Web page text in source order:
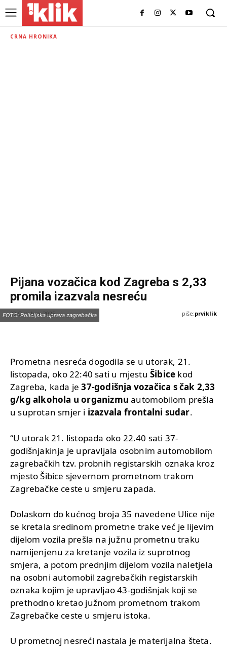
CRNA HRONIKA
Pijana vozačica kod Zagreba s 2,33
promila izazvala nesreću
23 Oktobra, 2025 piše:prviklik
FOTO: Policijska uprava zagrebačka
Prometna nesreća dogodila se u utorak, 21.
listopada, oko 22:40 sati u mjestu Šibice kod
Zagreba, kada je37-godišnja vozačica s čak 2,33
g/kg alkohola u organizmu automobilom prešla
u suprotan smjer i izazvala frontalni sudar.
“U utorak 21. listopada oko 22.40 sati 37-
godišnjakinja je upravljala osobnim automobilom
zagrebačkih tzv. probnih registarskih oznaka kroz
mjesto Šibice sjevernom prometnom trakom
Zagrebačke ceste u smjeru zapada.
Dolaskom do kućnog broja 35 navedene Ulice nije
se kretala sredinom prometne trake već je lijevim
dijelom vozila prešla na južnu prometnu traku
namijenjenu za kretanje vozila iz suprotnog
smjera, a potom prednjim dijelom vozila naletjela
na osobni automobil zagrebačkih registarskih
oznaka kojim je upravljao 43-godišnjak koji se
prethodno kretao južnom prometnom trakom
Zagrebačke ceste u smjeru istoka.
U prometnoj nesreći nastala je materijalna šteta.